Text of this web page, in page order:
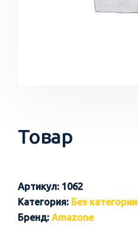
Товар
Артикул: 1062
Категория: Без категории
Бренд: Amazone